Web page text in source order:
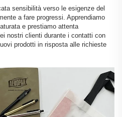
sensibilità verso le esigenze del
a fare progressi. Apprendiamo
e prestiamo attenta
nostri clienti durante i contatti con
prodotti in risposta alle richieste